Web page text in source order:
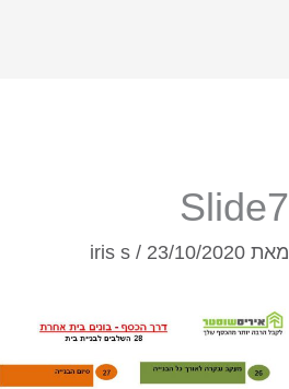
Slide7
מאת iris s / 23/10/2020